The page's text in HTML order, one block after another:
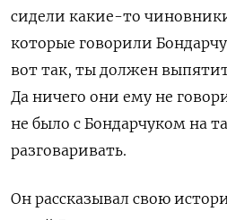
сидели какие-то
которые говорили
вот так, ты должен
Да ничего они ему не
не было с Бондарчуком на
разговаривать.
Он рассказывал свою